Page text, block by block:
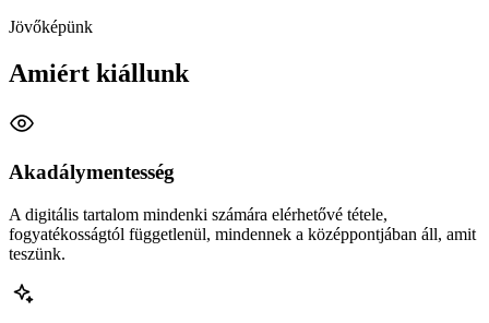
Jövőképünk
Amiért kiállunk
Akadálymentesség
A digitális tartalom mindenki számára elérhetővé tétele,
fogyatékosságtól függetlenül, mindennek a középpontjában áll, amit
teszünk.